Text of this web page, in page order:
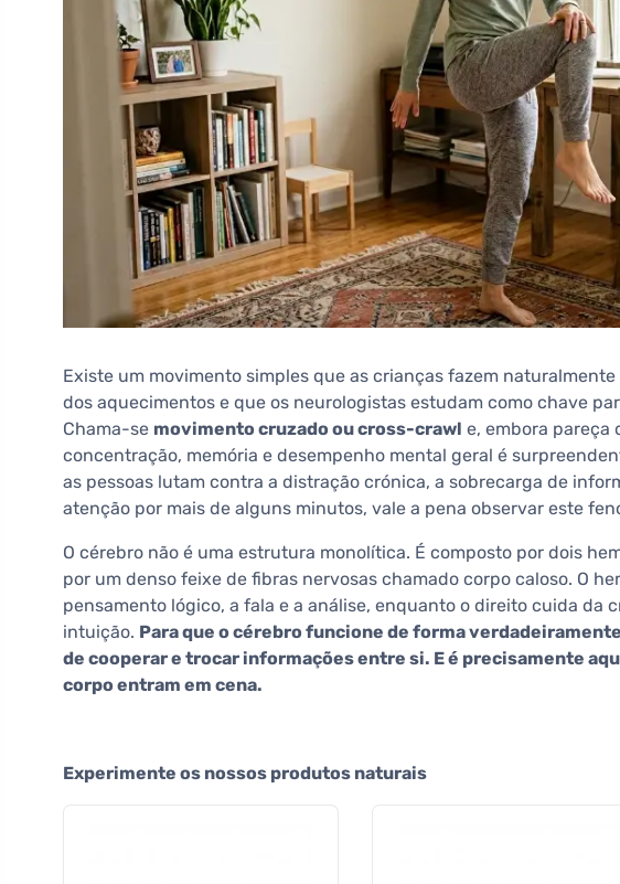
Existe um movimento simples que as crianças fazem
dos aquecimentos e que os neurologistas estudam como chave
Chama-se movimento cruzado ou cross-crawl e, embora pareça
concentração, memória e desempenho mental geral é
as pessoas lutam contra a distração crónica, a sobrecarga de
atenção por mais de alguns minutos, vale a pena observar este
O cérebro não é uma estrutura monolítica. É composto por dois
por um denso feixe de fibras nervosas chamado corpo caloso. O
pensamento lógico, a fala e a análise, enquanto o direito cuida da
intuição. Para que o cérebro funcione de forma
de cooperar e trocar informações entre si. E é precisamente
corpo entram em cena.
Experimente os nossos produtos naturais